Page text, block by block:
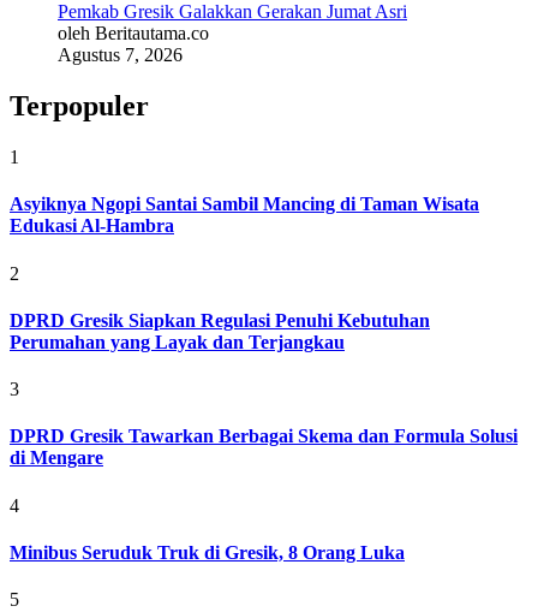
Pemkab Gresik Galakkan Gerakan Jumat Asri
oleh Beritautama.co
Agustus 7, 2026
Terpopuler
1
Asyiknya Ngopi Santai Sambil Mancing di Taman Wisata
Edukasi Al-Hambra
2
DPRD Gresik Siapkan Regulasi Penuhi Kebutuhan
Perumahan yang Layak dan Terjangkau
3
DPRD Gresik Tawarkan Berbagai Skema dan Formula Solusi
di Mengare
4
Minibus Seruduk Truk di Gresik, 8 Orang Luka
5